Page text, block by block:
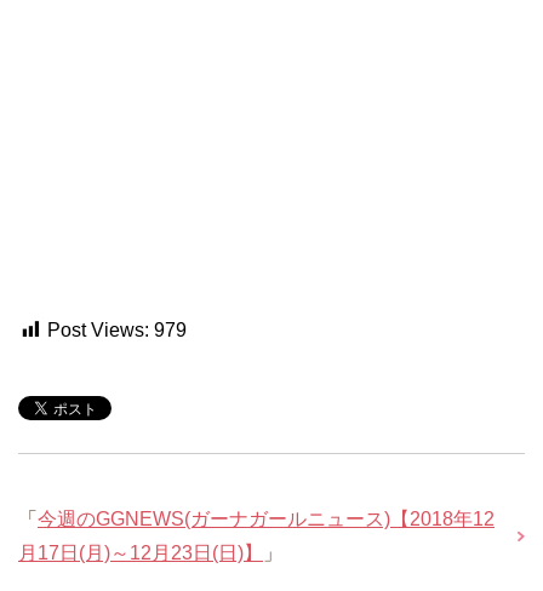
Post Views: 979
「 今週のGGNEWS(ガーナガールニュース)【2018年12
月17日(月)～12月23日(日)】
」